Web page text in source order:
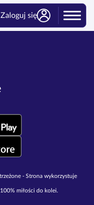
Zaloguj się
- Strona wykorzystuje
miłości do kolei.